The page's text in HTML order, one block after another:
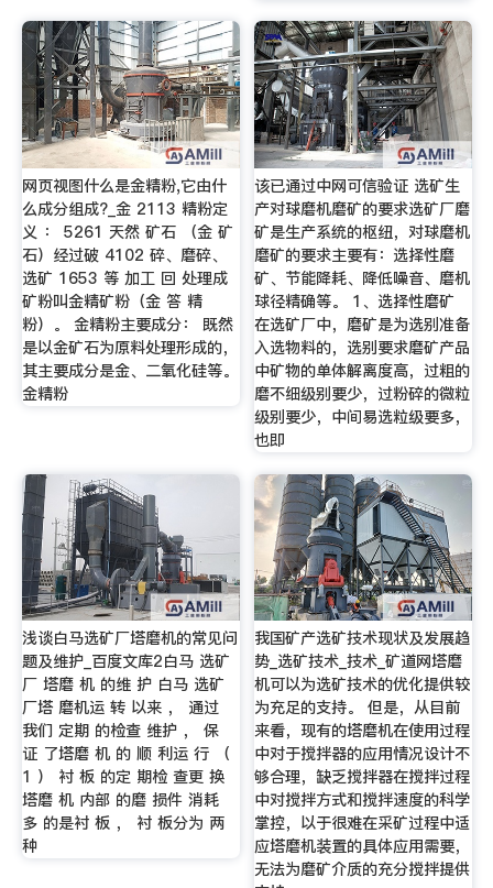
网页视图什么是金精粉,它由什
么成分组成?_金 2113 精粉定
义 ： 5261 天然 矿石 （金 矿
石）经过破 4102 碎、磨碎、
选矿 1653 等 加工 回 处理成
矿粉叫金精矿粉（金 答 精
粉）。 金精粉主要成分： 既然
是以金矿石为原料处理形成的，
其主要成分是金、二氧化硅等。
金精粉
该已通过中网可信验证 选矿生
产对球磨机磨矿的要求选矿厂磨
矿是生产系统的枢纽，对球磨机
磨矿的要求主要有：选择性磨
矿、节能降耗、降低噪音、磨机
球径精确等。 1、选择性磨矿
在选矿厂中，磨矿是为选别准备
入选物料的，选别要求磨矿产品
中矿物的单体解离度高，过粗的
磨不细级别要少，过粉碎的微粒
级别要少，中间易选粒级要多，
也即
浅谈白马选矿厂塔磨机的常见问
题及维护_百度文库2白马 选矿
厂 塔磨 机 的维 护 白马 选矿
厂塔 磨机运 转 以来 ， 通过
我们 定期 的检查 维护 ， 保
证 了塔磨 机 的 顺 利运 行 （
1 ） 衬 板 的定 期检 查更 换
塔磨 机 内部 的磨 损件 消耗
多 的是衬 板 ， 衬 板分为 两
种
我国矿产选矿技术现状及发展趋
势_选矿技术_技术_矿道网塔磨
机可以为选矿技术的优化提供较
为充足的支持。 但是，从目前
来看，现有的塔磨机在使用过程
中对于搅拌器的应用情况设计不
够合理，缺乏搅拌器在搅拌过程
中对搅拌方式和搅拌速度的科学
掌控，以于很难在采矿过程中适
应塔磨机装置的具体应用需要，
无法为磨矿介质的充分搅拌提供